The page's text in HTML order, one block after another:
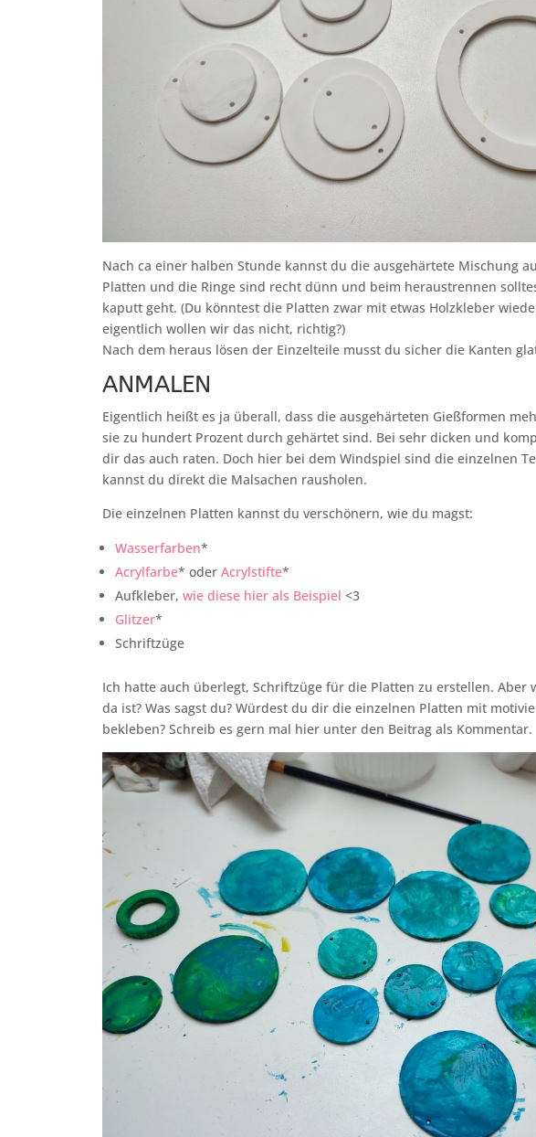
Nach ca einer halben Stunde kannst du die ausgehärtete Mischung
Platten und die Ringe sind recht dünn und beim heraustrennen
kaputt geht. (Du könntest die Platten zwar mit etwas Holzkleber
eigentlich wollen wir das nicht, richtig?)
Nach dem heraus lösen der Einzelteile musst du sicher die Kanten
ANMALEN
Eigentlich heißt es ja überall, dass die ausgehärteten Gießformen
sie zu hundert Prozent durch gehärtet sind. Bei sehr dicken und
dir das auch raten. Doch hier bei dem Windspiel sind die einzelnen
kannst du direkt die Malsachen rausholen.
Die einzelnen Platten kannst du verschönern, wie du magst:
Wasserfarben*
Acrylfarbe* oder Acrylstifte*
Aufkleber, wie diese hier als Beispiel <3
Glitzer*
Schriftzüge
Ich hatte auch überlegt, Schriftzüge für die Platten zu erstellen. Aber
da ist? Was sagst du? Würdest du dir die einzelnen Platten mit
bekleben? Schreib es gern mal hier unter den Beitrag als Kommentar.